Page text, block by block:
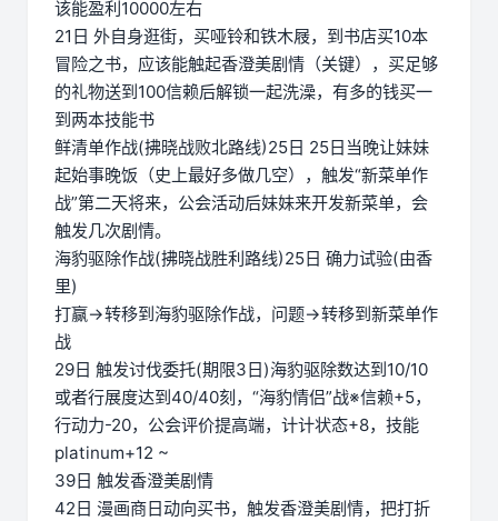
该能盈利10000左右
21日 外自身逛街，买哑铃和铁木屐，到书店买10本
冒险之书，应该能触起香澄美剧情（关键），买足够
的礼物送到100信赖后解锁一起洗澡，有多的钱买一
到两本技能书
鲜清单作战(拂晓战败北路线)25日 25日当晚让妹妹
起始事晚饭（史上最好多做几空），触发“新菜单作
战”第二天将来，公会活动后妹妹来开发新菜单，会
触发几次剧情。
海豹驱除作战(拂晓战胜利路线)25日 确力试验(由香
里)
打赢→转移到海豹驱除作战，问题→转移到新菜单作
战
29日 触发讨伐委托(期限3日)海豹驱除数达到10/10
或者行展度达到40/40刻，“海豹情侣”战※信赖+5，
行动力-20，公会评价提高端，计计状态+8，技能
platinum+12 ~
39日 触发香澄美剧情
42日 漫画商日动向买书，触发香澄美剧情，把打折